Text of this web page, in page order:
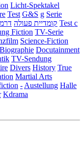
Licht-Spektakel
Test G&S g Serie
קומדיית פעולה Test c
Fiction TV-Serie
Science-Fiction
Biographie Docutainment
TV-Sendung
Divers History True
Martial Arts
- Austellung Halle
Kdrama